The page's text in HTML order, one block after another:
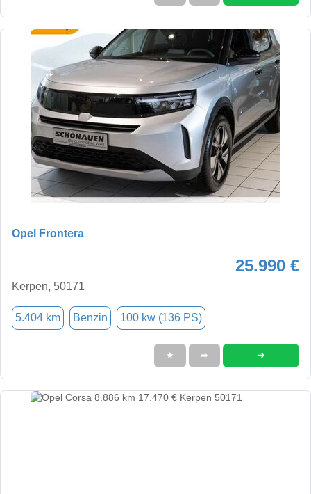
Opel Frontera
25.990 €
Kerpen, 50171
5.404 km Benzin 100 kw (136 PS)
★ ➦ ➜